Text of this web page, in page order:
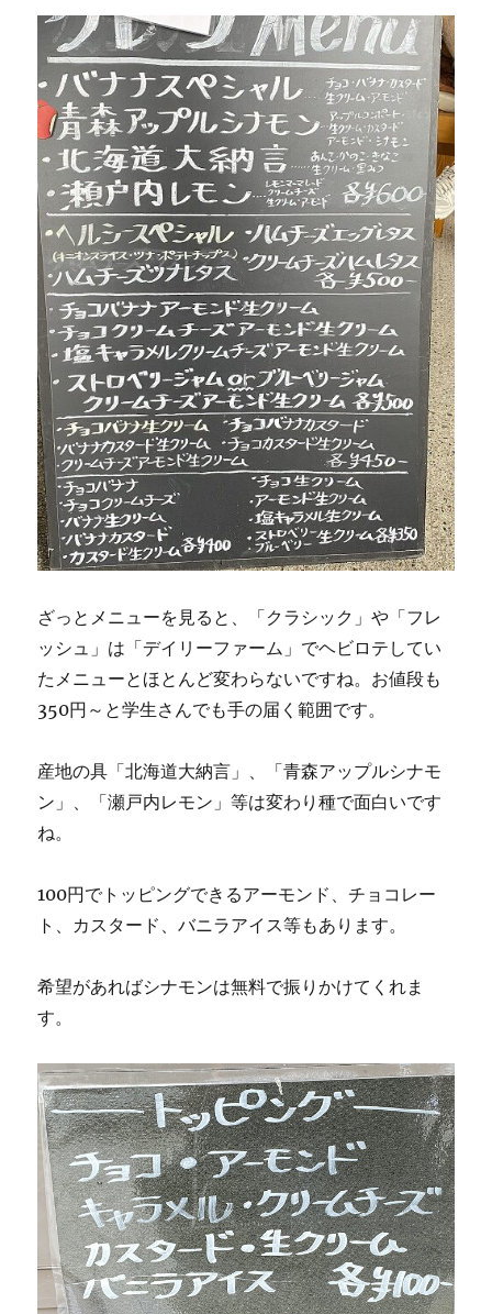
ざっとメニューを見ると、「クラシック」や「フレ
ッシュ」は「デイリーファーム」でヘビロテしてい
たメニューとほとんど変わらないですね。お値段も
350円～と学生さんでも手の届く範囲です。
産地の具「北海道大納言」、「青森アップルシナモ
ン」、「瀬戸内レモン」等は変わり種で面白いです
ね。
100円でトッピングできるアーモンド、チョコレー
ト、カスタード、バニラアイス等もあります。
希望があればシナモンは無料で振りかけてくれま
す。